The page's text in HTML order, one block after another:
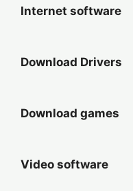
Internet software
Download Drivers
Download games
Video software